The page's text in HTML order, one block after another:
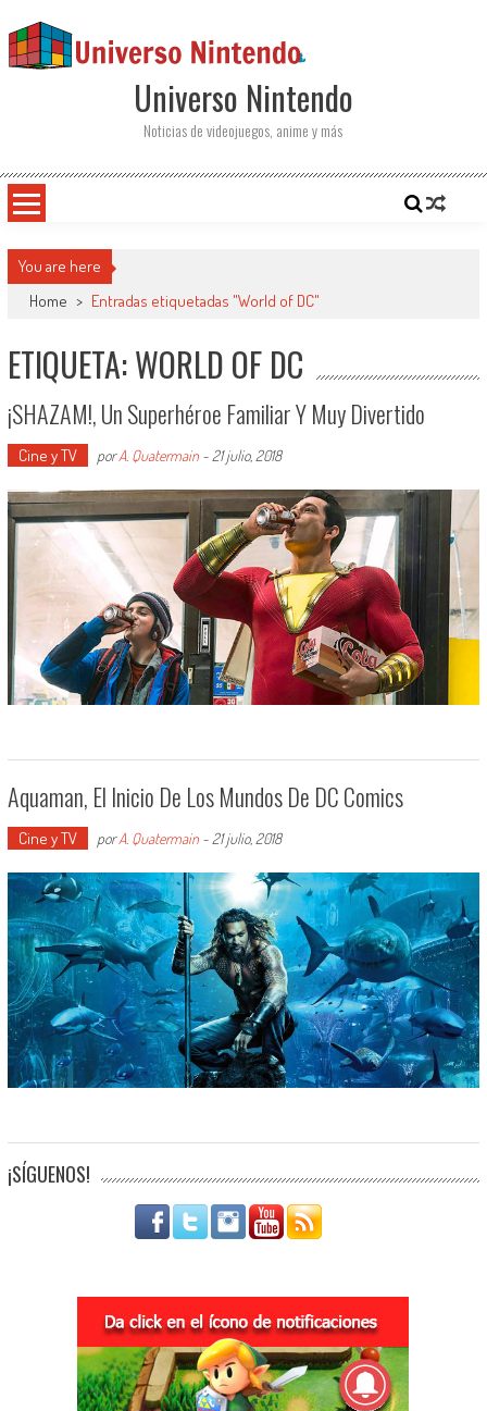
Universo Nintendo
Noticias de videojuegos, anime y más
You are here
Home > Entradas etiquetadas "World of DC"
ETIQUETA: WORLD OF DC
¡SHAZAM!, Un Superhéroe Familiar Y Muy Divertido
Cine y TV porA. Quatermain- 21 julio, 2018
Aquaman, El Inicio De Los Mundos De DC Comics
Cine y TV porA. Quatermain- 21 julio, 2018
¡SÍGUENOS!